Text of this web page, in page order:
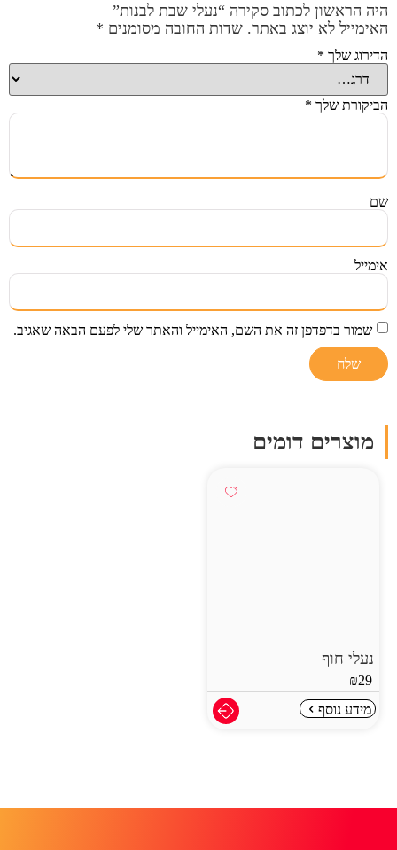
היה הראשון לכתוב סקירה “נעלי שבת לבנות”
האימייל לא יוצג באתר. שדות החובה מסומנים *
הדירוג שלך *
הביקורת שלך *
שם
אימייל
שמור בדפדפן זה את השם, האימייל והאתר שלי לפעם הבאה שאגיב.
מוצרים דומים
נעלי חוף
₪29
מידע נוסף